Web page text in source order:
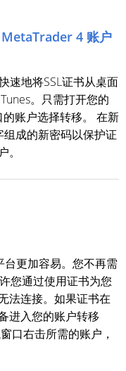
4 账户
速地将SSL证书从桌面
。只需打开您的
账户选择转移。 在新
成的新密码以保护证
台更加容易。您不再需
您通过使用证书为您
法连接。如果证书在
进入您的账户转移
口右击所需的账户，